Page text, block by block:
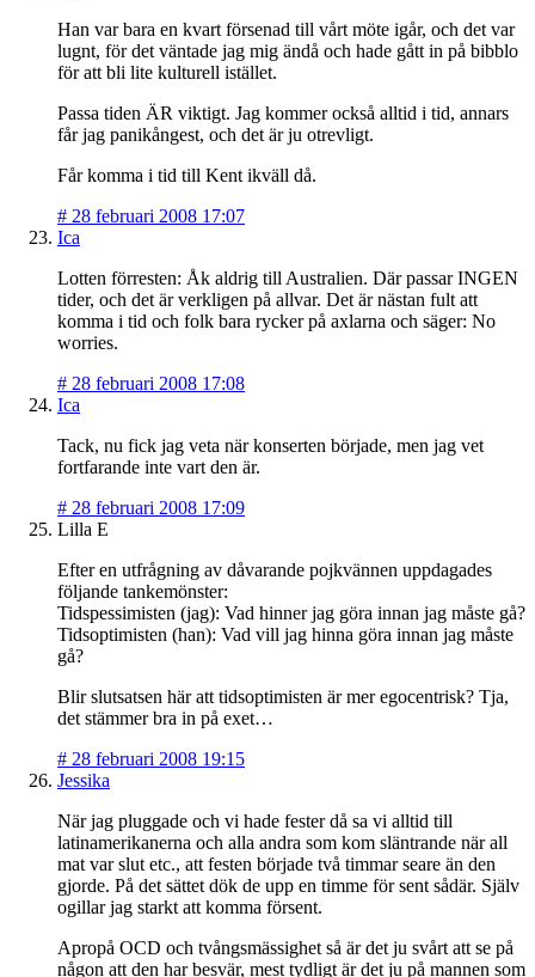
Han var bara en kvart försenad till vårt möte igår, och det var
lugnt, för det väntade jag mig ändå och hade gått in på bibblo
för att bli lite kulturell istället.
Passa tiden ÄR viktigt. Jag kommer också alltid i tid, annars
får jag panikångest, och det är ju otrevligt.
Får komma i tid till Kent ikväll då.
# 28 februari 2008 17:07
Ica
Lotten förresten: Åk aldrig till Australien. Där passar INGEN
tider, och det är verkligen på allvar. Det är nästan fult att
komma i tid och folk bara rycker på axlarna och säger: No
worries.
# 28 februari 2008 17:08
Ica
Tack, nu fick jag veta när konserten började, men jag vet
fortfarande inte vart den är.
# 28 februari 2008 17:09
Lilla E
Efter en utfrågning av dåvarande pojkvännen uppdagades
följande tankemönster:
Tidspessimisten (jag): Vad hinner jag göra innan jag måste gå?
Tidsoptimisten (han): Vad vill jag hinna göra innan jag måste
gå?
Blir slutsatsen här att tidsoptimisten är mer egocentrisk? Tja,
det stämmer bra in på exet…
# 28 februari 2008 19:15
Jessika
När jag pluggade och vi hade fester då sa vi alltid till
latinamerikanerna och alla andra som kom släntrande när all
mat var slut etc., att festen började två timmar seare än den
gjorde. På det sättet dök de upp en timme för sent sådär. Själv
ogillar jag starkt att komma försent.
Apropå OCD och tvångsmässighet så är det ju svårt att se på
någon att den har besvär, mest tydligt är det ju på mannen som